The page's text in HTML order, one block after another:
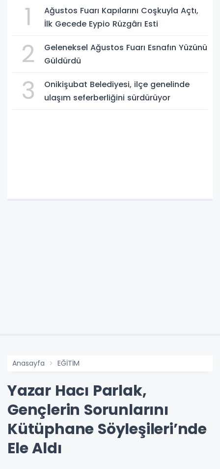
1
Ağustos Fuarı Kapılarını Coşkuyla Açtı,
İlk Gecede Eypio Rüzgârı Esti
2
Geleneksel Ağustos Fuarı Esnafın Yüzünü
Güldürdü
3
Onikişubat Belediyesi, ilçe genelinde
ulaşım seferberliğini sürdürüyor
Anasayfa EĞİTİM
Yazar Hacı Parlak,
Gençlerin Sorunlarını
Kütüphane Söyleşileri’nde
Ele Aldı